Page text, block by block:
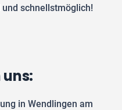
schnellstmöglich!
in Wendlingen am